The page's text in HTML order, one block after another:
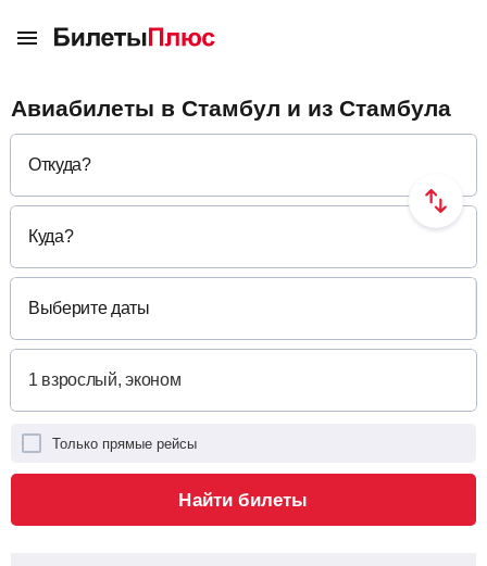
Авиабилеты в Стамбул и из Стамбула
Откуда?
Куда?
Выберите даты
Только прямые рейсы
Найти билеты